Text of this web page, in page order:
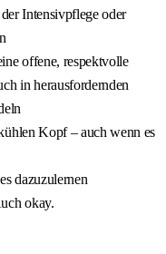
Intensivpflege oder
offene, respektvolle
in herausfordernden
Kopf – auch wenn es
dazuzulernen
okay.